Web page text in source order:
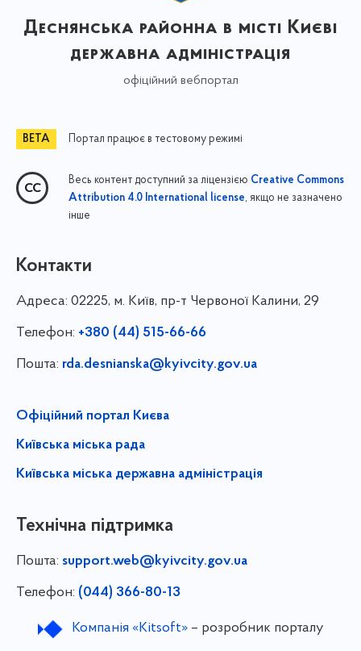
Деснянська районна в місті Києві
державна адміністрація
офіційний вебпортал
Портал працює в тестовому режимі
Весь контент доступний за ліцензією Creative Commons
Attribution 4.0 International license, якщо не зазначено
інше
Контакти
Адреса: 02225, м. Київ, пр-т Червоної Калини, 29
Телефон: +380 (44) 515-66-66
Пошта: rda.desnianska@kyivcity.gov.ua
Офіційний портал Києва
Київська міська рада
Київська міська державна адміністрація
Технічна підтримка
Пошта: support.web@kyivcity.gov.ua
Телефон: (044) 366-80-13
Компанія «Kitsoft»– розробник порталу